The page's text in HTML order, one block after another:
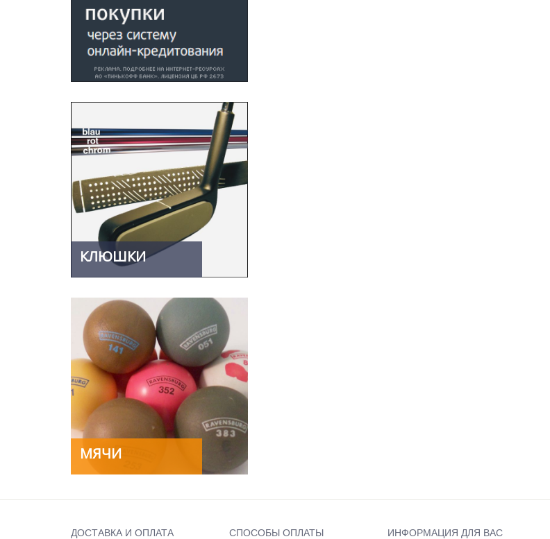
КЛЮШКИ
МЯЧИ
ДОСТАВКА И ОПЛАТА СПОСОБЫ ОПЛАТЫ ИНФОРМАЦИЯ ДЛЯ ВАС